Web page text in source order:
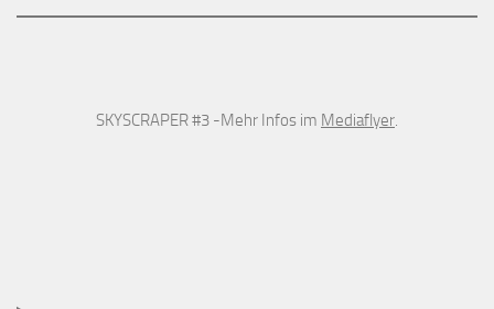
SKYSCRAPER #3 -Mehr Infos im Mediaflyer.